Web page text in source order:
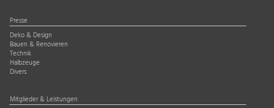
Presse
Deko & Design
Bauen & Renovieren
Technik
Halbzeuge
Divers
Mitglieder & Leistungen